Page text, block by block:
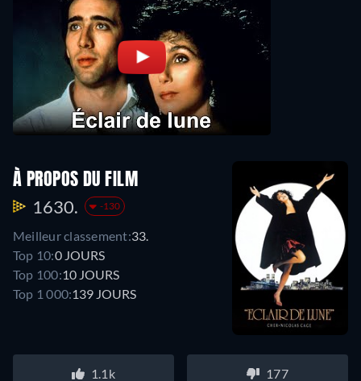
À PROPOS DU FILM
1630. -130
Meilleur classement:33.
Top 10:0 JOURS
Top 100:10 JOURS
Top 1 000:139 JOURS
1.1k 177